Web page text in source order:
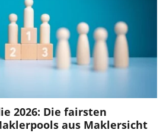
2026: Die fairsten
aus Maklersicht